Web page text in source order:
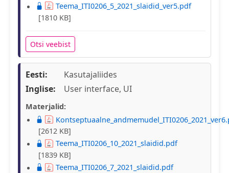
Teema_ITI0206_5_2021_slaidid_ver5.pdf
[1810 KB]
Otsi veebist
Eesti:
Kasutajaliides
Inglise:
User interface, UI
Materjalid:
[2612 KB]
Teema_ITI0206_10_2021_slaidid.pdf
[1839 KB]
Teema_ITI0206_7_2021_slaidid.pdf